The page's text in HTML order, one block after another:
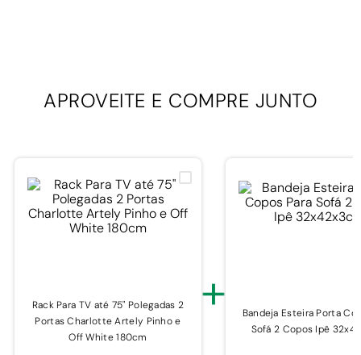
APROVEITE E COMPRE JUNTO
Rack Para TV até 75" Polegadas 2
Portas Charlotte Artely Pinho e
Off White 180cm
+
Bandeja Esteira Porta
Sofá 2 Copos Ipê